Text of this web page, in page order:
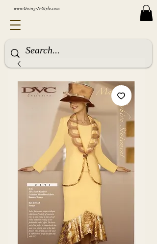
www.Going-N-Style.com